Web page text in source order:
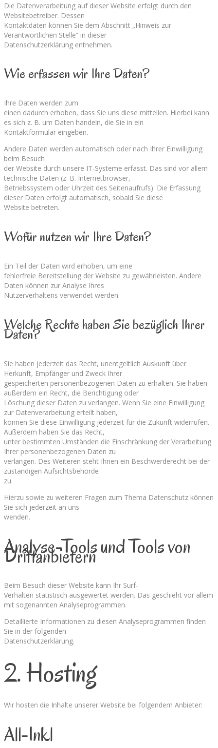
Die Datenverarbeitung auf dieser Website erfolgt durch den
Websitebetreiber. Dessen
Kontaktdaten können Sie dem Abschnitt „Hinweis zur
Verantwortlichen Stelle“ in dieser
Datenschutzerklärung entnehmen.
Wie erfassen wir Ihre Daten?
Ihre Daten werden zum
einen dadurch erhoben, dass Sie uns diese mitteilen. Hierbei kann
es sich z. B. um Daten handeln, die Sie in ein
Kontaktformular eingeben.
Andere Daten werden automatisch oder nach Ihrer Einwilligung
beim Besuch
der Website durch unsere IT-Systeme erfasst. Das sind vor allem
technische Daten (z. B. Internetbrowser,
Betriebssystem oder Uhrzeit des Seitenaufrufs). Die Erfassung
dieser Daten erfolgt automatisch, sobald Sie diese
Website betreten.
Wofür nutzen wir Ihre Daten?
Ein Teil der Daten wird erhoben, um eine
fehlerfreie Bereitstellung der Website zu gewährleisten. Andere
Daten können zur Analyse Ihres
Nutzerverhaltens verwendet werden.
Welche Rechte haben Sie bezüglich Ihrer
Daten?
Sie haben jederzeit das Recht, unentgeltlich Auskunft über
Herkunft, Empfänger und Zweck Ihrer
gespeicherten personenbezogenen Daten zu erhalten. Sie haben
außerdem ein Recht, die Berichtigung oder
Löschung dieser Daten zu verlangen. Wenn Sie eine Einwilligung
zur Datenverarbeitung erteilt haben,
können Sie diese Einwilligung jederzeit für die Zukunft widerrufen.
Außerdem haben Sie das Recht,
unter bestimmten Umständen die Einschränkung der Verarbeitung
Ihrer personenbezogenen Daten zu
verlangen. Des Weiteren steht Ihnen ein Beschwerderecht bei der
zuständigen Aufsichtsbehörde
zu.
Hierzu sowie zu weiteren Fragen zum Thema Datenschutz können
Sie sich jederzeit an uns
wenden.
Analyse-Tools und Tools von
Dritt­anbietern
Beim Besuch dieser Website kann Ihr Surf-
Verhalten statistisch ausgewertet werden. Das geschieht vor allem
mit sogenannten Analyseprogrammen.
Detaillierte Informationen zu diesen Analyseprogrammen finden
Sie in der folgenden
Datenschutzerklärung.
2. Hosting
Wir hosten die Inhalte unserer Website bei folgendem Anbieter:
All-Inkl